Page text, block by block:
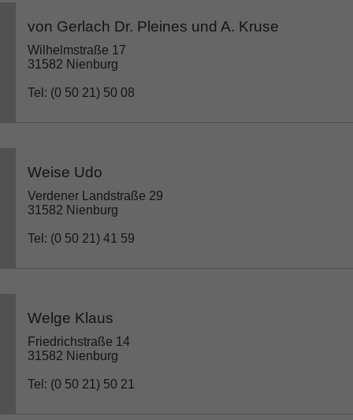
von Gerlach Dr. Pleines und A. Kruse
Wilhelmstraße 17
31582 Nienburg
Tel: (0 50 21) 50 08
Weise Udo
Verdener Landstraße 29
31582 Nienburg
Tel: (0 50 21) 41 59
Welge Klaus
Friedrichstraße 14
31582 Nienburg
Tel: (0 50 21) 50 21